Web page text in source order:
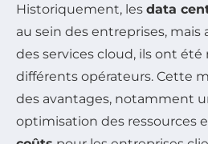
Historiquement, les data
au sein des entreprises, mais
des services cloud, ils ont
différents opérateurs. Cette
des avantages, notamment
optimisation des ressources